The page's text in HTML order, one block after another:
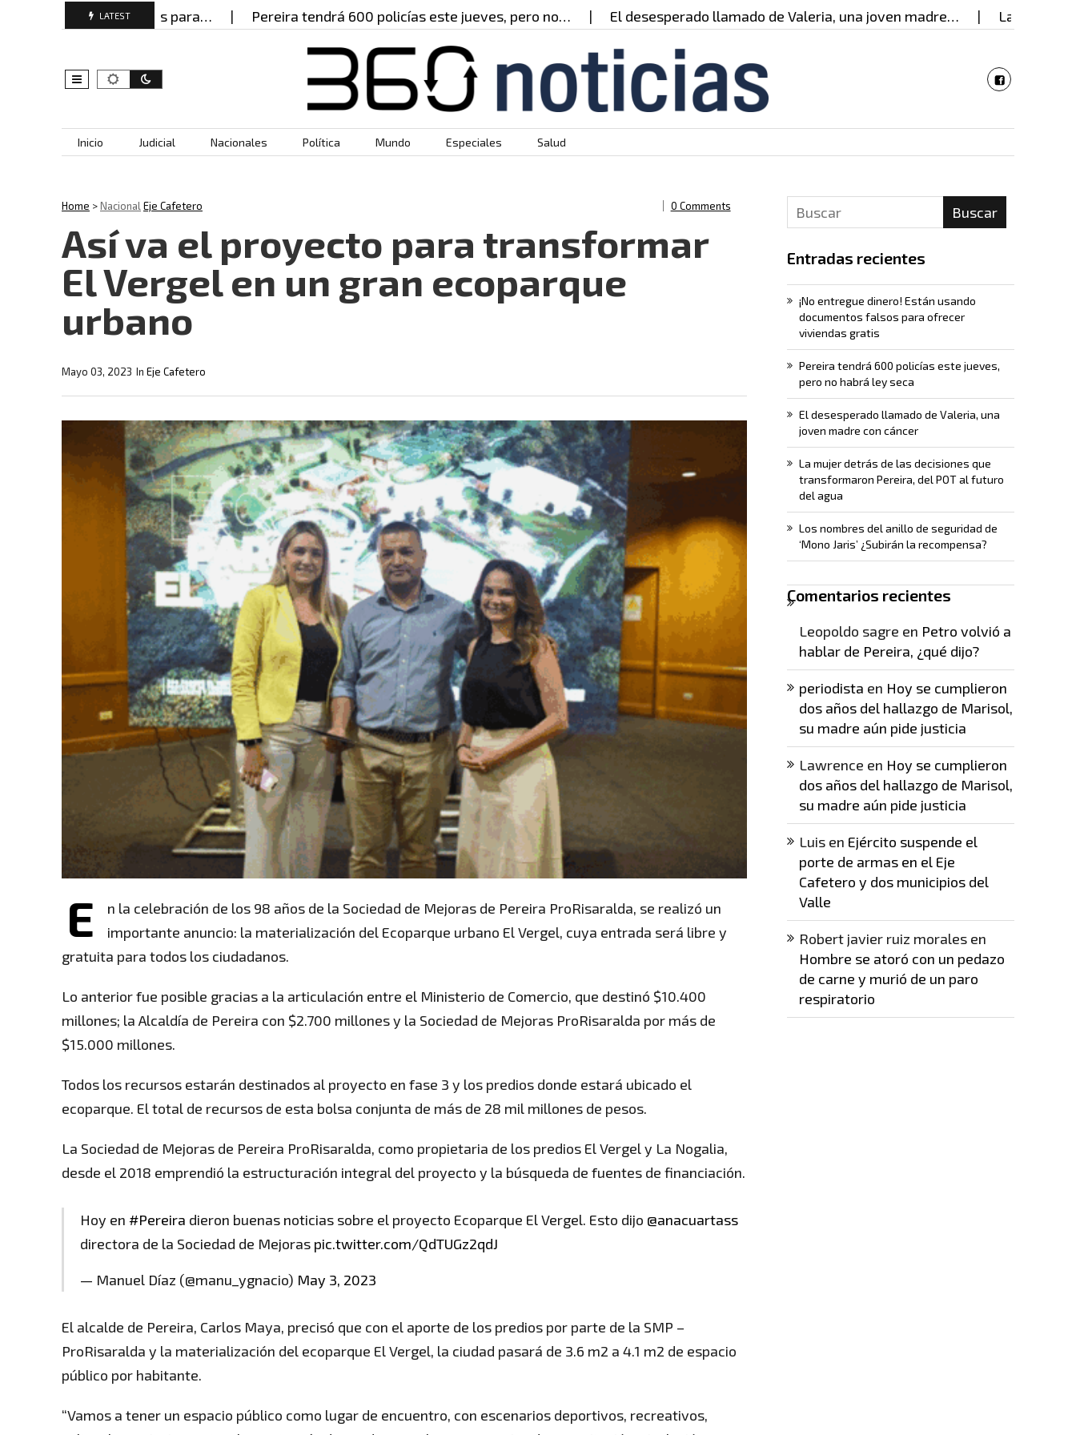
LATEST
documentos falsos para… Pereira tendrá 600 policías este jueves, pero no… El desesperado llamado de Valeria, una joven madre… La mujer
Skip to content
Inicio Judicial Nacionales Política Mundo Especiales Salud
Home >NacionalEje Cafetero 0 Comments
Así va el proyecto para transformar
El Vergel en un gran ecoparque
urbano
In Eje Cafetero
Mayo 03, 2023
E
n la celebración de los 98 años de la Sociedad de Mejoras de Pereira ProRisaralda, se realizó un
importante anuncio: la materialización del Ecoparque urbano El Vergel, cuya entrada será libre y
gratuita para todos los ciudadanos.
Lo anterior fue posible gracias a la articulación entre el Ministerio de Comercio, que destinó $10.400
millones; la Alcaldía de Pereira con $2.700 millones y la Sociedad de Mejoras ProRisaralda por más de
$15.000 millones.
Todos los recursos estarán destinados al proyecto en fase 3 y los predios donde estará ubicado el
ecoparque. El total de recursos de esta bolsa conjunta de más de 28 mil millones de pesos.
La Sociedad de Mejoras de Pereira ProRisaralda, como propietaria de los predios El Vergel y La Nogalia,
desde el 2018 emprendió la estructuración integral del proyecto y la búsqueda de fuentes de financiación.
Hoy en #Pereira dieron buenas noticias sobre el proyecto Ecoparque El Vergel. Esto dijo @anacuartass
directora de la Sociedad de Mejoras pic.twitter.com/QdTUGz2qdJ
— Manuel Díaz (@manu_ygnacio) May 3, 2023
El alcalde de Pereira, Carlos Maya, precisó que con el aporte de los predios por parte de la SMP –
ProRisaralda y la materialización del ecoparque El Vergel, la ciudad pasará de 3.6 m2 a 4.1 m2 de espacio
público por habitante.
“Vamos a tener un espacio público como lugar de encuentro, con escenarios deportivos, recreativos,
Buscar
Entradas recientes
¡No entregue dinero! Están usando
documentos falsos para ofrecer
viviendas gratis
Pereira tendrá 600 policías este jueves,
pero no habrá ley seca
El desesperado llamado de Valeria, una
joven madre con cáncer
La mujer detrás de las decisiones que
transformaron Pereira, del POT al futuro
del agua
Los nombres del anillo de seguridad de
‘Mono Jaris’ ¿Subirán la recompensa?
Comentarios recientes
Leopoldo sagre en Petro volvió a
hablar de Pereira, ¿qué dijo?
periodista en Hoy se cumplieron
dos años del hallazgo de Marisol,
su madre aún pide justicia
Lawrence en Hoy se cumplieron
dos años del hallazgo de Marisol,
su madre aún pide justicia
Luisen Ejército suspende el
porte de armas en el Eje
Cafetero y dos municipios del
Valle
Robert javier ruiz moralesen
Hombre se atoró con un pedazo
de carne y murió de un paro
respiratorio